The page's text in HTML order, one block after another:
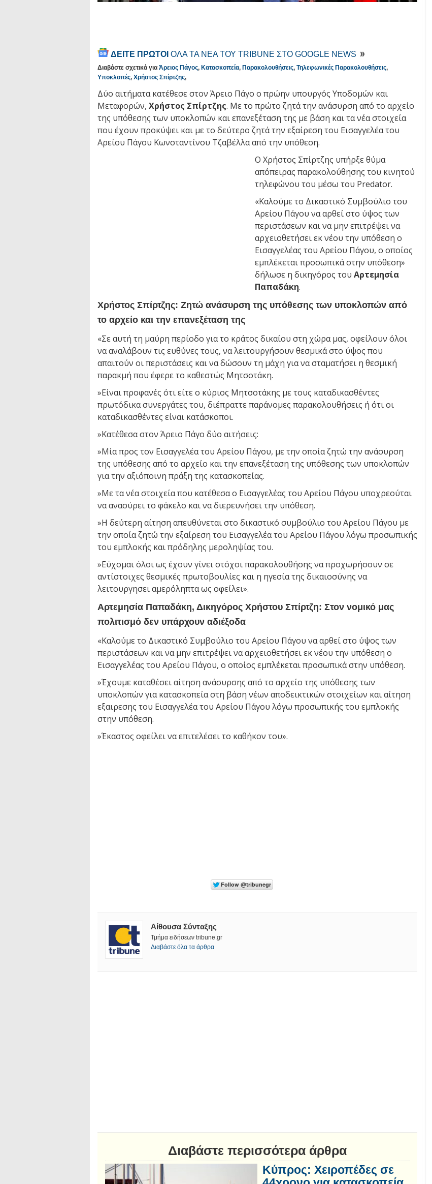
ΔΕΙΤΕ ΠΡΩΤΟΙ ΟΛΑ ΤΑ ΝΕΑ ΤΟΥ TRIBUNE ΣΤΟ GOOGLE NEWS
Διαβάστε σχετικά για Άρειος Πάγος, Κατασκοπεία, Παρακολουθήσεις, Τηλεφωνικές Παρακολουθήσεις,
Υποκλοπές, Χρήστος Σπίρτζης,
Δύο αιτήματα κατέθεσε στον Άρειο Πάγο ο πρώην υπουργός Υποδομών και
Μεταφορών, Χρήστος Σπίρτζης. Με το πρώτο ζητά την ανάσυρση από το αρχείο
της υπόθεσης των υποκλοπών και επανεξέταση της με βάση και τα νέα στοιχεία
που έχουν προκύψει και με το δεύτερο ζητά την εξαίρεση του Εισαγγελέα του
Αρείου Πάγου Κωνσταντίνου Τζαβέλλα από την υπόθεση.
Ο Χρήστος Σπίρτζης υπήρξε θύμα
απόπειρας παρακολούθησης του κινητού
τηλεφώνου του μέσω του Predator.
«Καλούμε το Δικαστικό Συμβούλιο του
Αρείου Πάγου να αρθεί στο ύψος των
περιστάσεων και να μην επιτρέψει να
αρχειοθετήσει εκ νέου την υπόθεση ο
Εισαγγελέας του Αρείου Πάγου, ο οποίος
εμπλέκεται προσωπικά στην υπόθεση»
δήλωσε η δικηγόρος του Αρτεμησία
Παπαδάκη.
Χρήστος Σπίρτζης: Ζητώ ανάσυρση της υπόθεσης των υποκλοπών από
το αρχείο και την επανεξέταση της
«Σε αυτή τη μαύρη περίοδο για το κράτος δικαίου στη χώρα μας, οφείλουν όλοι
να αναλάβουν τις ευθύνες τους, να λειτουργήσουν θεσμικά στο ύψος που
απαιτούν οι περιστάσεις και να δώσουν τη μάχη για να σταματήσει η θεσμική
παρακμή που έφερε το καθεστώς Μητσοτάκη.
»Είναι προφανές ότι είτε ο κύριος Μητσοτάκης με τους καταδικασθέντες
πρωτόδικα συνεργάτες του, διέπραττε παράνομες παρακολουθήσεις ή ότι οι
καταδικασθέντες είναι κατάσκοποι.
»Κατέθεσα στον Άρειο Πάγο δύο αιτήσεις:
»Μία προς τον Εισαγγελέα του Αρείου Πάγου, με την οποία ζητώ την ανάσυρση
της υπόθεσης από το αρχείο και την επανεξέταση της υπόθεσης των υποκλοπών
για την αξιόποινη πράξη της κατασκοπείας.
»Με τα νέα στοιχεία που κατέθεσα ο Εισαγγελέας του Αρείου Πάγου υποχρεούται
να ανασύρει το φάκελο και να διερευνήσει την υπόθεση.
»Η δεύτερη αίτηση απευθύνεται στο δικαστικό συμβούλιο του Αρείου Πάγου με
την οποία ζητώ την εξαίρεση του Εισαγγελέα του Αρείου Πάγου λόγω προσωπικής
του εμπλοκής και πρόδηλης μεροληψίας του.
»Εύχομαι όλοι ως έχουν γίνει στόχοι παρακολουθήσης να προχωρήσουν σε
αντίστοιχες θεσμικές πρωτοβουλίες και η ηγεσία της δικαιοσύνης να
λειτουργησει αμερόληπτα ως οφείλει».
Αρτεμησία Παπαδάκη, Δικηγόρος Χρήστου Σπίρτζη: Στον νομικό μας
πολιτισμό δεν υπάρχουν αδιέξοδα
«Καλούμε το Δικαστικό Συμβούλιο του Αρείου Πάγου να αρθεί στο ύψος των
περιστάσεων και να μην επιτρέψει να αρχειοθετήσει εκ νέου την υπόθεση ο
Εισαγγελέας του Αρείου Πάγου, ο οποίος εμπλέκεται προσωπικά στην υπόθεση.
»Έχουμε καταθέσει αίτηση ανάσυρσης από το αρχείο της υπόθεσης των
υποκλοπών για κατασκοπεία στη βάση νέων αποδεικτικών στοιχείων και αίτηση
εξαιρεσης του Εισαγγελέα του Αρείου Πάγου λόγω προσωπικής του εμπλοκής
στην υπόθεση.
»Έκαστος οφείλει να επιτελέσει το καθήκον του».
Αίθουσα Σύνταξης
Τμήμα ειδήσεων tribune.gr
Διαβάστε όλα τα άρθρα
Διαβάστε περισσότερα άρθρα
Κύπρος: Χειροπέδες σε